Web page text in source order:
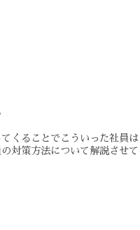
くることでこういった社員は
対策方法について解説させて